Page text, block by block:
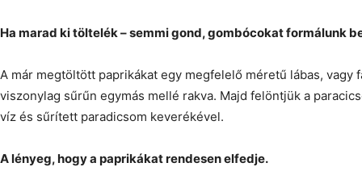
Ha marad ki töltelék – semmi gond, gombócokat formálunk
A már megtöltött paprikákat egy megfelelő méretű lábas, vagy
viszonylag sűrűn egymás mellé rakva. Majd felöntjük a
víz és sűrített paradicsom keverékével.
A lényeg, hogy a paprikákat rendesen elfedje.